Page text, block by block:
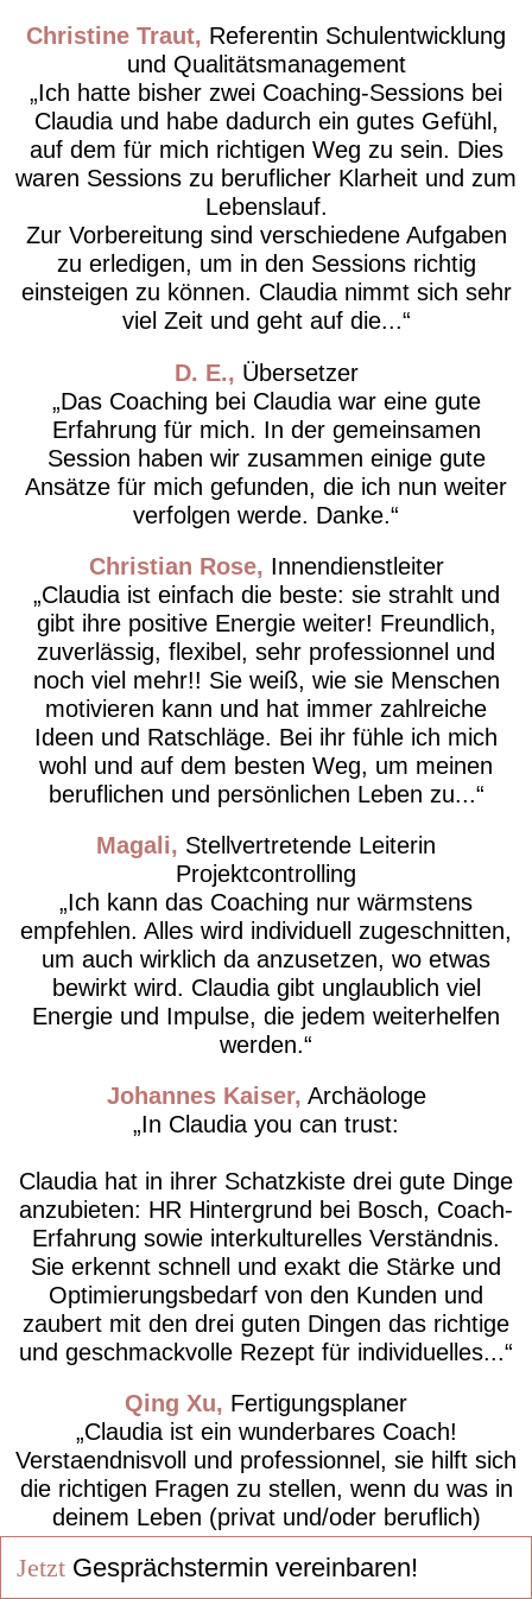
Christine Traut Referentin Schulentwicklung
und Qualitätsmanagement
Ich hatte bisher zwei Coaching-Sessions bei
Claudia und habe dadurch ein gutes Gefühl,
auf dem für mich richtigen Weg zu sein. Dies
waren Sessions zu beruflicher Klarheit und zum
Lebenslauf.
Zur Vorbereitung sind verschiedene Aufgaben
zu erledigen, um in den Sessions richtig
einsteigen zu können. Claudia nimmt sich sehr
viel Zeit und geht auf die...
D. E.
Übersetzer
Das Coaching bei Claudia war eine gute
Erfahrung für mich. In der gemeinsamen
Session haben wir zusammen einige gute
Ansätze für mich gefunden, die ich nun weiter
verfolgen werde. Danke.
Christian Rose
Innendienstleiter
Claudia ist einfach die beste: sie strahlt und
gibt ihre positive Energie weiter! Freundlich,
zuverlässig, flexibel, sehr professionnel und
noch viel mehr!! Sie weiß, wie sie Menschen
motivieren kann und hat immer zahlreiche
Ideen und Ratschläge. Bei ihr fühle ich mich
wohl und auf dem besten Weg, um meinen
beruflichen und persönlichen Leben zu...
Magali
Stellvertretende Leiterin
Projektcontrolling
Ich kann das Coaching nur wärmstens
empfehlen. Alles wird individuell zugeschnitten,
um auch wirklich da anzusetzen, wo etwas
bewirkt wird. Claudia gibt unglaublich viel
Energie und Impulse, die jedem weiterhelfen
werden.
Johannes Kaiser Archäologe
In Claudia you can trust:
Claudia hat in ihrer Schatzkiste drei gute Dinge
anzubieten: HR Hintergrund bei Bosch, Coach-
Erfahrung sowie interkulturelles Verständnis.
Sie erkennt schnell und exakt die Stärke und
Optimierungsbedarf von den Kunden und
zaubert mit den drei guten Dingen das richtige
und geschmackvolle Rezept für individuelles...
Qing Xu
Fertigungsplaner
Claudia ist ein wunderbares Coach!
Verstaendnisvoll und professionnel, sie hilft sich
die richtigen Fragen zu stellen, wenn du was in
deinem Leben (privat und/oder beruflich)
veraendern willst.
JetztGesprächstermin vereinbaren!